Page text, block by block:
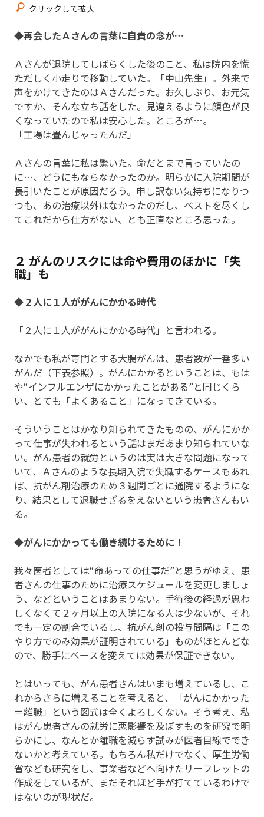
クリックして拡大
◆再会したＡさんの言葉に自責の念が…
Ａさんが退院してしばらくした後のこと、私は院内を慌
ただしく小走りで移動していた。「中山先生」。外来で
声をかけてきたのはＡさんだった。お久しぶり、お元気
ですか、そんな立ち話をした。見違えるように顔色が良
くなっていたので私は安心した。ところが…。
「工場は畳んじゃったんだ」
Ａさんの言葉に私は驚いた。命だとまで言っていたの
に…、どうにもならなかったのか。明らかに入院期間が
長引いたことが原因だろう。申し訳ない気持ちになりつ
つも、あの治療以外はなかったのだし、ベストを尽くし
てこれだから仕方がない、とも正直なところ思った。
２ がんのリスクには命や費用のほかに「失
職」も
◆２人に１人ががんにかかる時代
「２人に１人ががんにかかる時代」と言われる。
なかでも私が専門とする大腸がんは、患者数が一番多い
がんだ（下表参照）。がんにかかるということは、もは
や“インフルエンザにかかったことがある”と同じくら
い、とても「よくあること」になってきている。
そういうことはかなり知られてきたものの、がんにかか
って仕事が失われるという話はまだあまり知られていな
い。がん患者の就労というのは実は大きな問題になって
いて、Ａさんのような長期入院で失職するケースもあれ
ば、抗がん剤治療のため３週間ごとに通院するようにな
り、結果として退職せざるをえないという患者さんもい
る。
◆がんにかかっても働き続けるために！
我々医者としては“命あっての仕事だ”と思うがゆえ、患
者さんの仕事のために治療スケジュールを変更しましょ
う、などということはあまりない。手術後の経過が思わ
しくなくて２ヶ月以上の入院になる人は少ないが、それ
でも一定の割合でいるし、抗がん剤の投与間隔は「この
やり方でのみ効果が証明されている」ものがほとんどな
ので、勝手にペースを変えては効果が保証できない。
とはいっても、がん患者さんはいまも増えているし、こ
れからさらに増えることを考えると、「がんにかかった
＝離職」という図式は全くよろしくない。そう考え、私
はがん患者さんの就労に悪影響を及ぼすものを研究で明
らかにし、なんとか離職を減らす試みが医者目線ででき
ないかと考えている。もちろん私だけでなく、厚生労働
省なども研究をし、事業者などへ向けたリーフレットの
作成をしているが、まだそれほど手が打てているわけで
はないのが現状だ。